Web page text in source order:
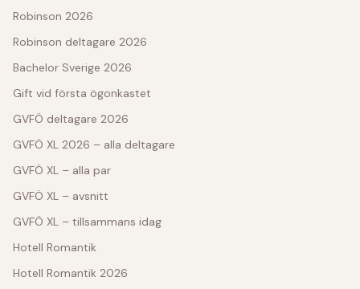
Robinson 2026
Robinson deltagare 2026
Bachelor Sverige 2026
Gift vid första ögonkastet
GVFÖ deltagare 2026
GVFÖ XL 2026 – alla deltagare
GVFÖ XL – alla par
GVFÖ XL – avsnitt
GVFÖ XL – tillsammans idag
Hotell Romantik
Hotell Romantik 2026